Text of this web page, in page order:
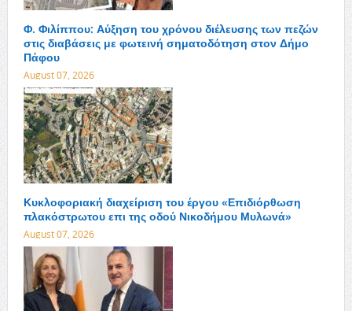
Φ. Φιλίππου: Αύξηση του χρόνου διέλευσης των πεζών
στις διαβάσεις με φωτεινή σηματοδότηση στον Δήμο
Πάφου
August 07, 2026
Κυκλοφοριακή διαχείριση του έργου «Επιδιόρθωση
πλακόστρωτου επι της οδού Νικοδήμου Μυλωνά»
August 07, 2026